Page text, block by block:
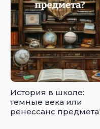
История в школе:
темные века или
ренессанс